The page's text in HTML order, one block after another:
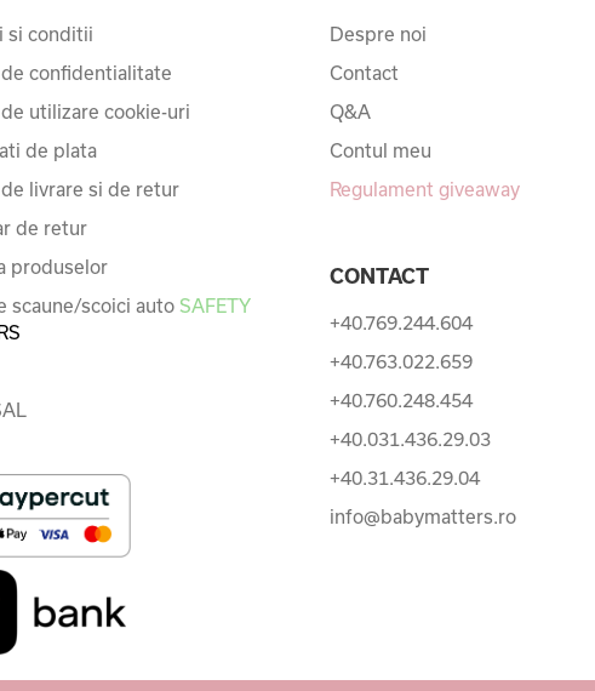
si conditii
confidentialitate
utilizare cookie-uri
de plata
livrare si de retur
de retur
produselor
scaune/scoici auto SAFETY
Despre noi
Contact
Q&A
Contul meu
Regulament giveaway
CONTACT
+40.769.244.604
+40.763.022.659
+40.760.248.454
+40.031.436.29.03
+40.31.436.29.04
info@babymatters.ro